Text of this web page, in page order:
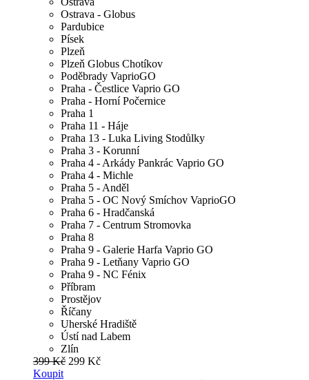
Ostrava - Globus
Pardubice
Písek
Plzeň
Plzeň Globus Chotíkov
Poděbrady VaprioGO
Praha - Čestlice Vaprio GO
Praha - Horní Počernice
Praha 1
Praha 11 - Háje
Praha 13 - Luka Living Stodůlky
Praha 3 - Korunní
Praha 4 - Arkády Pankrác Vaprio GO
Praha 4 - Michle
Praha 5 - Anděl
Praha 5 - OC Nový Smíchov VaprioGO
Praha 6 - Hradčanská
Praha 7 - Centrum Stromovka
Praha 8
Praha 9 - Galerie Harfa Vaprio GO
Praha 9 - Letňany Vaprio GO
Praha 9 - NC Fénix
Příbram
Prostějov
Říčany
Uherské Hradiště
Ústí nad Labem
Zlín
399 Kč 299 Kč
Koupit